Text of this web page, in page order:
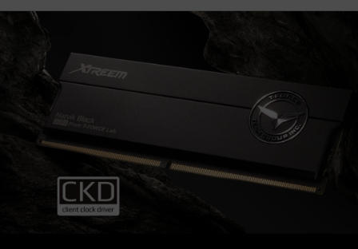
XMP 3.0 / EXPO는 사용자가 수동으로 활성화해
야 하며, 일부 메인보드나 CPU는 표기된 주파수
에 도달하지 못할 수 있으며, 최종 작동 주파수는
시스템 설정 및 하드웨어 사양에 의해 제한됩니
다.
오버클럭(XMP 3.0설정 활성화 등)은 JEDEC 표
준을 초과해, 시스템 안정성에 영향을 미칠 수 있
습니다. 오버클럭으로 인한 시스템 불안정이 생길
경우 BIOS 기본값으로 복원하시길 바랍니다.
메모리 모듈에 기재된 주파수는 달성 가능한 최대
주파수이며, 모든 시스템에서 도달하지 못할 수
있습니다.